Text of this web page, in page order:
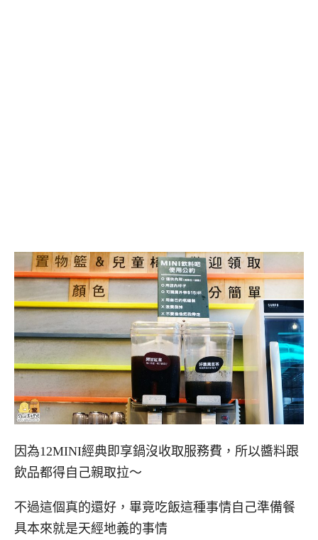
因為12MINI經典即享鍋沒收取服務費，所以醬料跟
飲品都得自己親取拉～
不過這個真的還好，畢竟吃飯這種事情自己準備餐
具本來就是天經地義的事情